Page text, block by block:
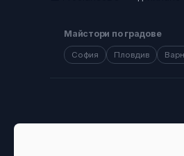
Майстори по градове
София Пловдив